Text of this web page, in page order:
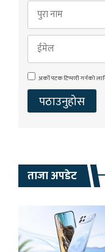
अर्को पटक टिप्पणी गर्नको
ताजा अपडेट